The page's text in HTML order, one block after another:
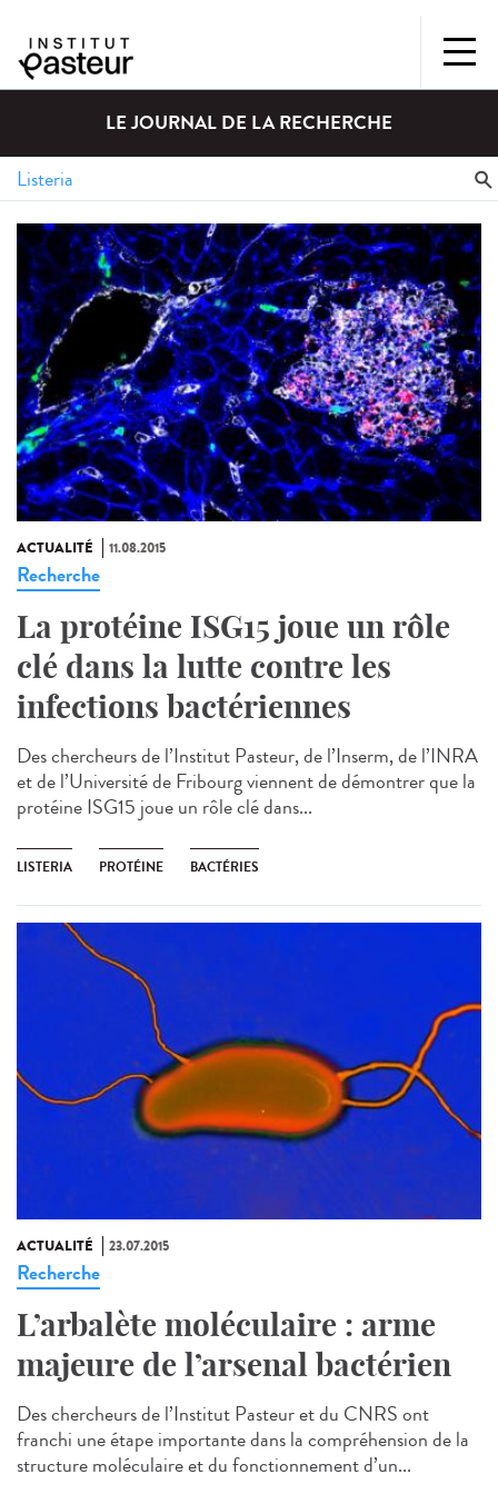
LE JOURNAL DE LA RECHERCHE
ACTUALITÉ 11.08.2015
Recherche
La protéine ISG15 joue un rôle
clé dans la lutte contre les
infections bactériennes
Des chercheurs de l’Institut Pasteur, de l’Inserm, de l’INRA
et de l’Université de Fribourg viennent de démontrer que la
protéine ISG15 joue un rôle clé dans...
LISTERIA PROTÉINE BACTÉRIES
ACTUALITÉ 23.07.2015
Recherche
L’arbalète moléculaire : arme
majeure de l’arsenal bactérien
Des chercheurs de l’Institut Pasteur et du CNRS ont
franchi une étape importante dans la compréhension de la
structure moléculaire et du fonctionnement d’un...